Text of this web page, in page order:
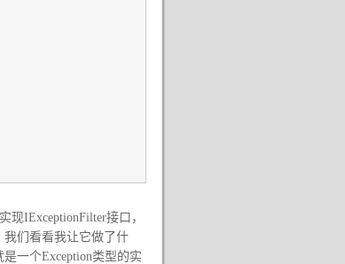
IExceptionFilter接口，
我们看看我让它做了什
一个Exception类型的实